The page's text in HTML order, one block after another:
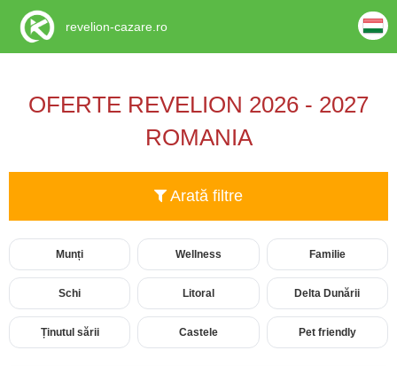
OFERTE REVELION 2026 - 2027
ROMANIA
Arată filtre
Munți Wellness Familie
Schi Litoral Delta Dunării
Ținutul sării Castele Pet friendly
revelion-cazare.ro